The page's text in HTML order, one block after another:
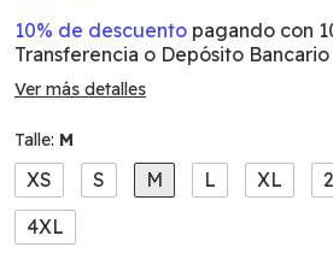
10% de descuento pagando con
Transferencia o Depósito Bancario
Ver más detalles
Talle: M
XS S M L XL
4XL